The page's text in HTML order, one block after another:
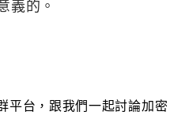
義的。
平台，跟我們一起討論加密